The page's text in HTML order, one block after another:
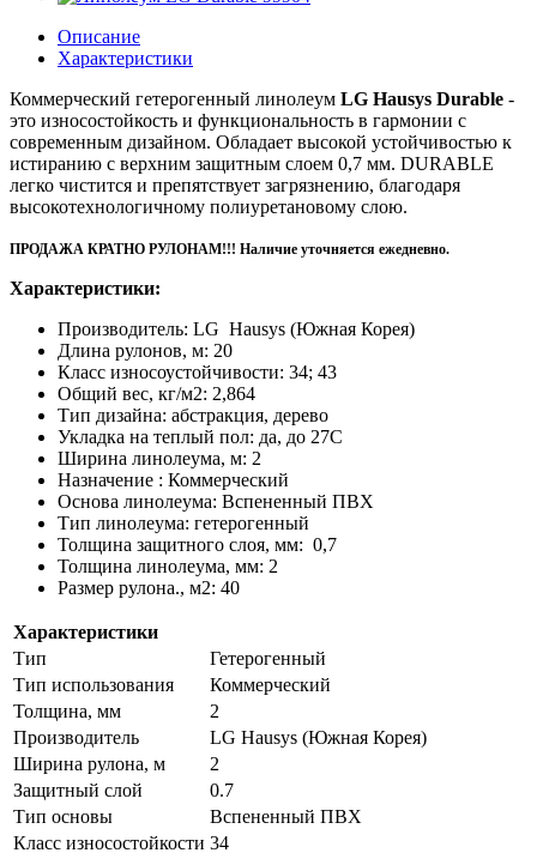
Описание
Характеристики
Коммерческий гетерогенный линолеум LG Hausys Durable -
это износостойкость и функциональность в гармонии с
современным дизайном. Обладает высокой устойчивостью к
истиранию с верхним защитным слоем 0,7 мм. DURABLE
легко чистится и препятствует загрязнению, благодаря
высокотехнологичному полиуретановому слою.
ПРОДАЖА КРАТНО РУЛОНАМ!!! Наличие уточняется ежедневно.
Характеристики:
Производитель: LG Hausys (Южная Корея)
Длина рулонов, м: 20
Класс износоустойчивости: 34; 43
Общий вес, кг/м2: 2,864
Тип дизайна: абстракция, дерево
Укладка на теплый пол: да, до 27С
Ширина линолеума, м: 2
Назначение : Коммерческий
Основа линолеума: Вспененный ПВХ
Тип линолеума: гетерогенный
Толщина защитного слоя, мм: 0,7
Толщина линолеума, мм: 2
Размер рулона., м2: 40
Характеристики
Тип
Гетерогенный
Тип использования
Коммерческий
Толщина, мм
2
Производитель
LG Hausys (Южная Корея)
Ширина рулона, м
2
Защитный слой
0.7
Тип основы
Вспененный ПВХ
Класс износостойкости 34